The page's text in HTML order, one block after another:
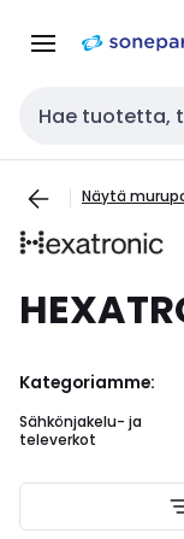
navigointiin
Haku
Näytä
Kategoriamme:
Sähkönjakelu- ja
televerkot